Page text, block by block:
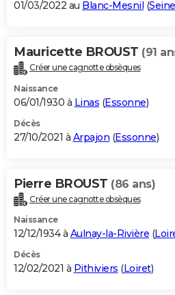
01/03/2022 au Blanc-Mesnil (
Mauricette BROUST (91
Créer une cagnotte obsèques
Naissance
06/01/1930 à Linas (Essonne)
Décès
27/10/2021 à Arpajon (Essonne)
Pierre BROUST (86 ans)
Créer une cagnotte obsèques
Naissance
12/12/1934 à Aulnay-la-Rivière (
Décès
12/02/2021 à Pithiviers (Loiret)